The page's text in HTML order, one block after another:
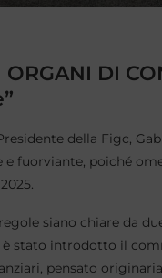
ORGANI DI
della Figc,
e fuorviante, poiché
siano chiare da
è stato introdotto il
pensato